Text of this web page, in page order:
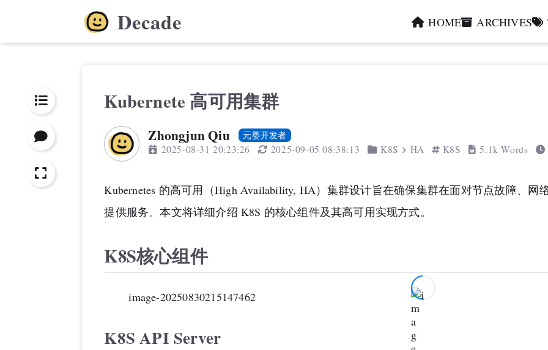
Decade HOME ARCHIVES
Kubernete 高可用集群
Zhongjun Qiu 元婴开发者
2025-08-31 20:23:26 2025-09-05 08:38:13 K8S HA K8S 5.1k Words
Kubernetes 的高可用（High Availability, HA）集群设计旨在确保集群在面对节点故障、网
提供服务。本文将详细介绍 K8S 的核心组件及其高可用实现方式。
K8S核心组件
image-20250830215147462
K8S API Server